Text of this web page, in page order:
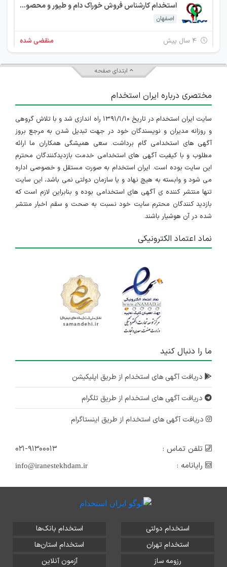
استخدام کارشناس فروش خوراک دام و طیور و محصولات آزمایشگاهی در استان‌ اصفهان
اصفهان
منقضی شده
یک شرکت دانش بنیان واقع در شهرک علمی و تحقیقاتی اصفهان جهت تکمیل کادر خود از افراد واجد شرایط زیر دعوت به همکاری می نماید. مسئول دفتر مدیر عامل
۴ سال پیش منقضی شده
یک شرکت دانش بنیان واقع در شهرک علمی و تحقیقاتی اصفهان جهت تکمیل کادر خود از افراد واجد شرایط زیر دعوت به همکاری می نماید. مسئول دفتر مدیر عامل
اصفهان
۴ سال پیش منقضی شده
ابتدای صفحه
مختصری درباره ایران استخدام
سایت ایران استخدام در تاریخ ۱۳۹۱/۱/۱۰ راه اندازی شد و با تلاش گروهی
و روزانه مدیران و نویسندگان خود در جهت تبدیل شدن به مرجع بروز
آگهی های استخدامی گام برداشت. سعی همیشگی همکاران ما ارائه
مطلوب و با کیفیت آگهی های استخدامی خدمت بازدیدکنندگان محترم
این سایت بوده است. ایران استخدام به صورت مستقل و خصوصی اداره
می شود و وابسته به هیچ نهاد و یا سازمان دولتی نمی باشد، این سایت
تنها منتشر کننده ی آگهی های استخدامی بوده و بنابراین لازم است که
بازدید کنندگان محترم سایت خود نسبت به صحت و سقم اخبار منتشر
شده در آن هوشیار باشند.
نماد اعتماد الکترونیکی
ما را دنبال کنید
دریافت آگهی های استخدام از طریق اپلیکیشن
دریافت آگهی های استخدام از طریق تلگرام
دریافت آگهی های استخدام از طریق اینستاگرام
تلفن تماس :
۰۲۱-۹۱۳۰۰۰۱۳
رایانامه :
info@iranestekhdam.ir
استخدام دولتی
استخدام بانک‌ها
استخدام تهران
استخدام استان‌ها
رزومه ساز
آزمون آنلاین